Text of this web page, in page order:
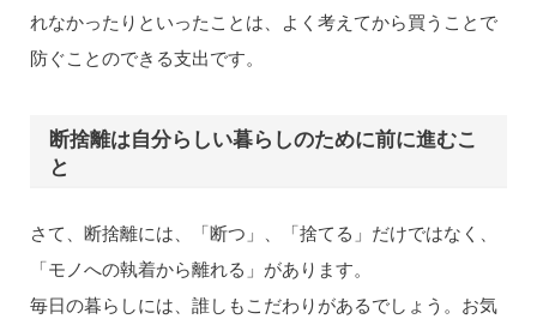
れなかったりといったことは、よく考えてから買うことで
防ぐことのできる支出です。
断捨離は自分らしい暮らしのために前に進むこ
と
さて、断捨離には、「断つ」、「捨てる」だけではなく、
「モノへの執着から離れる」があります。
毎日の暮らしには、誰しもこだわりがあるでしょう。お気